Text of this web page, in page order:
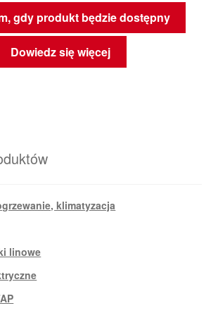
gdy produkt będzie dostępny
Dowiedz się więcej
klimatyzacja
linowe